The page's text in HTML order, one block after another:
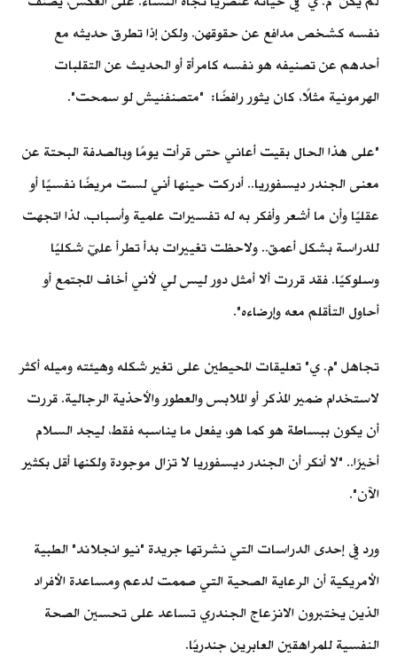
نفسه كشخص مدافع عن حقوقهن. ولكن إذا تطرق حديثه مع
أحدهم عن تصنيفه هو نفسه كامرأة أو الحديث عن التقلبات
الهرمونية مثلًا، كان يثور رافضًا: "متصنفنيش لو سمحت".
"على هذا الحال بقيت أعاني حتى قرأت يومًا وبالصدفة البحتة عن
معنى الجندر ديسفوريا.. أدركت حينها أني لست مريضًا نفسيًا أو
عقليًا وأن ما أشعر وأفكر به له تفسيرات علمية وأسباب، لذا اتجهت
للدراسة بشكل أعمق.. ولاحظت تغييرات بدأ تطرأ عليٓ شكليًا
وسلوكيًا. فقد قررت ألا أمثل دور ليس لي لأني أخاف المجتمع أو
أحاول التأقلم معه وإرضاءه".
تجاهل "م. ي" تعليقات المحيطين على تغير شكله وهيئته وميله أكثر
لاستخدام ضمير المذكر أو الملابس والعطور والأحذية الرجالية. قررت
أن يكون ببساطة هو كما هو، يفعل ما يناسبه فقط، ليجد السلام
أخيرًا.. "لا أنكر أن الجندر ديسفوريا لا تزال موجودة ولكنها أقل بكثير
الآن".
ورد في إحدى الدراسات التي نشرتها جريدة "نيو انجلاند" الطبية
الأمريكية أن الرعاية الصحية التي صممت لدعم ومساعدة الأفراد
الذين يختبرون الانزعاج الجندري تساعد على تحسين الصحة
النفسية للمراهقين العابرين جندريًا.